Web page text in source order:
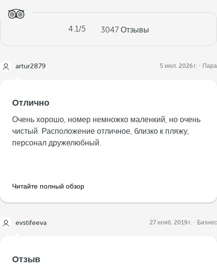
4.1/5 3047 Отзывы
artur2879 5 июл. 2026 г. Пара
Отлично
Очень хорошо, номер немножко маленкий, но очень
чистый. Расположение отличное, близко к пляжу,
персонал дружелюбный.
Читайте полный обзор
evstifeeva 27 нояб. 2019 г. Бизнес
Отзыв